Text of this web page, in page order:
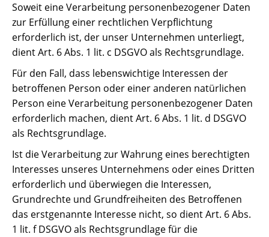
Soweit eine Verarbeitung personenbezogener Daten
zur Erfüllung einer rechtlichen Verpflichtung
erforderlich ist, der unser Unternehmen unterliegt,
dient Art. 6 Abs. 1 lit. c DSGVO als Rechtsgrundlage.
Für den Fall, dass lebenswichtige Interessen der
betroffenen Person oder einer anderen natürlichen
Person eine Verarbeitung personenbezogener Daten
erforderlich machen, dient Art. 6 Abs. 1 lit. d DSGVO
als Rechtsgrundlage.
Ist die Verarbeitung zur Wahrung eines berechtigten
Interesses unseres Unternehmens oder eines Dritten
erforderlich und überwiegen die Interessen,
Grundrechte und Grundfreiheiten des Betroffenen
das erstgenannte Interesse nicht, so dient Art. 6 Abs.
1 lit. f DSGVO als Rechtsgrundlage für die